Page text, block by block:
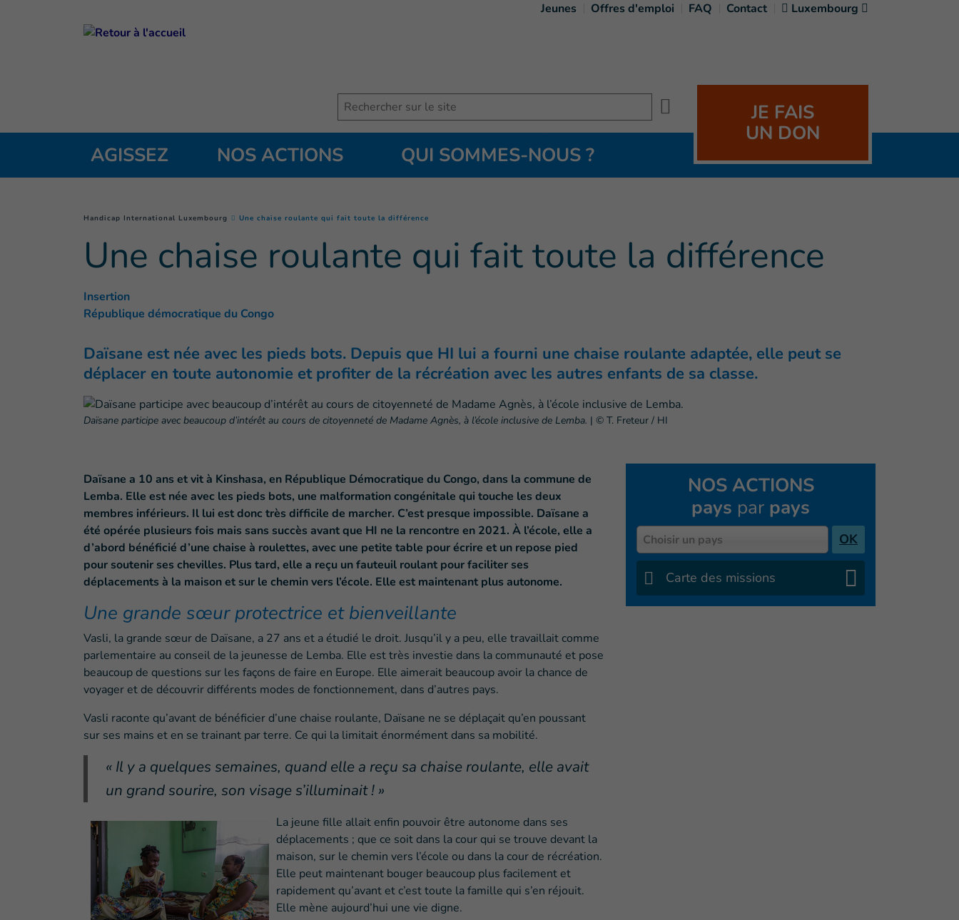
Jeunes Offres d'emploi FAQ Contact Luxembourg
Search
JE FAIS
UN DON
AGISSEZ
NOS ACTIONS QUI SOMMES-NOUS ?
You are here :
Handicap International Luxembourg Une chaise roulante qui fait toute la différence
Une chaise roulante qui fait toute la différence
Insertion
République démocratique du Congo
Daïsane est née avec les pieds bots. Depuis que HI lui a fourni une chaise roulante adaptée, elle peut se
déplacer en toute autonomie et profiter de la récréation avec les autres enfants de sa classe.
Daïsane participe avec beaucoup d’intérêt au cours de citoyenneté de Madame Agnès, à l’école inclusive de Lemba. | © T. Freteur / HI
Daïsane a 10 ans et vit à Kinshasa, en République Démocratique du Congo, dans la commune de
Lemba. Elle est née avec les pieds bots, une malformation congénitale qui touche les deux
membres inférieurs. Il lui est donc très difficile de marcher. C’est presque impossible. Daïsane a
été opérée plusieurs fois mais sans succès avant que HI ne la rencontre en 2021. À l’école, elle a
d’abord bénéficié d’une chaise à roulettes, avec une petite table pour écrire et un repose pied
pour soutenir ses chevilles. Plus tard, elle a reçu un fauteuil roulant pour faciliter ses
déplacements à la maison et sur le chemin vers l’école. Elle est maintenant plus autonome.
Une grande sœur protectrice et bienveillante
Vasli, la grande sœur de Daïsane, a 27 ans et a étudié le droit. Jusqu’il y a peu, elle travaillait comme
parlementaire au conseil de la jeunesse de Lemba. Elle est très investie dans la communauté et pose
beaucoup de questions sur les façons de faire en Europe. Elle aimerait beaucoup avoir la chance de
voyager et de découvrir différents modes de fonctionnement, dans d’autres pays.
Vasli raconte qu’avant de bénéficier d’une chaise roulante, Daïsane ne se déplaçait qu’en poussant
sur ses mains et en se trainant par terre. Ce qui la limitait énormément dans sa mobilité.
« Il y a quelques semaines, quand elle a reçu sa chaise roulante, elle avait
un grand sourire, son visage s’illuminait ! »
La jeune fille allait enfin pouvoir être autonome dans ses
déplacements ; que ce soit dans la cour qui se trouve devant la
maison, sur le chemin vers l’école ou dans la cour de récréation.
Elle peut maintenant bouger beaucoup plus facilement et
rapidement qu’avant et c’est toute la famille qui s’en réjouit.
Elle mène aujourd’hui une vie digne.
NOS ACTIONS
pays par pays
PaysChoisir un pays OK
Carte des missions